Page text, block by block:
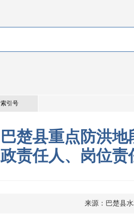
索引号
巴楚县重点防洪
政责任人、岗位
来源：巴楚县